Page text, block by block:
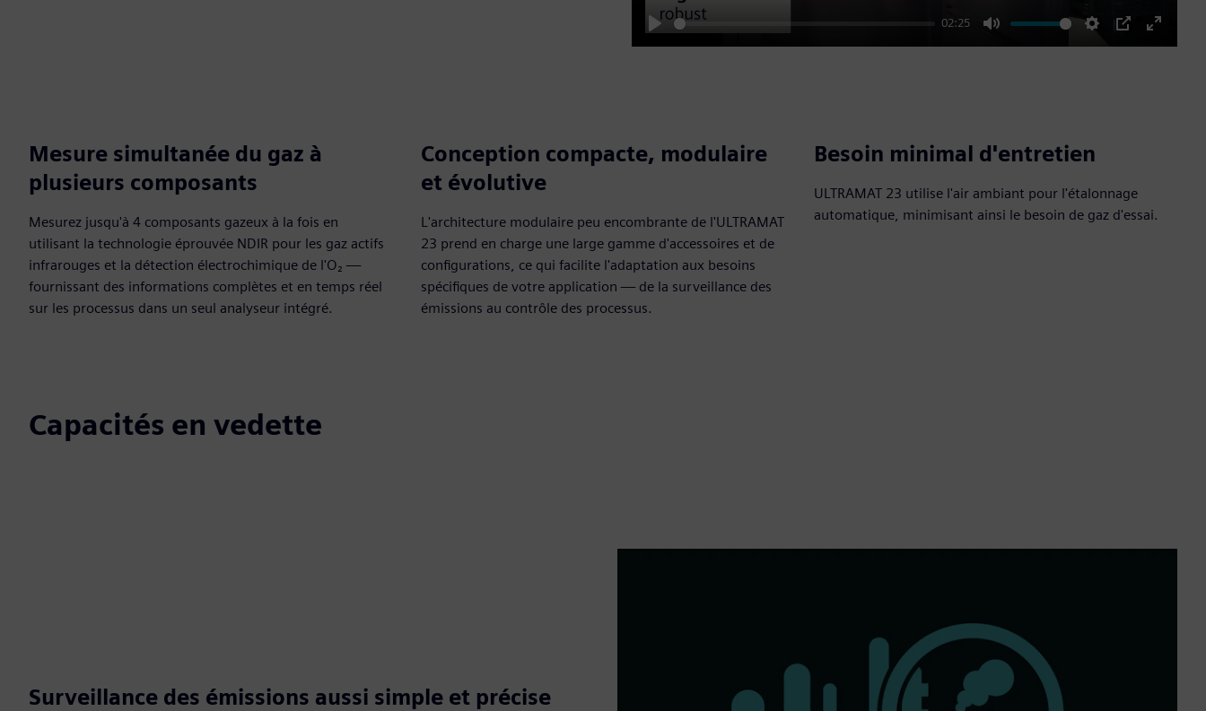
Play
02:25
Mute Settings
PIP
Enter
Mesure simultanée du gaz à
plusieurs composants
Mesurez jusqu'à 4 composants gazeux à la fois en
utilisant la technologie éprouvée NDIR pour les gaz actifs
infrarouges et la détection électrochimique de l'O₂ —
fournissant des informations complètes et en temps réel
sur les processus dans un seul analyseur intégré.
Conception compacte, modulaire
et évolutive
L'architecture modulaire peu encombrante de l'ULTRAMAT
23 prend en charge une large gamme d'accessoires et de
configurations, ce qui facilite l'adaptation aux besoins
spécifiques de votre application — de la surveillance des
émissions au contrôle des processus.
Besoin minimal d'entretien
ULTRAMAT 23 utilise l'air ambiant pour l'étalonnage
automatique, minimisant ainsi le besoin de gaz d'essai.
Capacités en vedette
Surveillance des émissions aussi simple et précise